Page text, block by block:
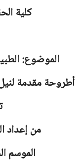
كلية
الموضوع:
أطروحة مقدمة
من إعداد
الموسم